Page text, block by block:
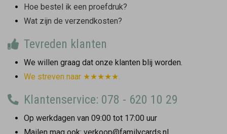
Hoe bestel ik een proefdruk?
Wat zijn de verzendkosten?
Tevreden klanten
We willen graag dat onze klanten blij worden.
We streven naar ★★★★★.
Klantenservice: 078 - 620 10 29
Op werkdagen van 09:00 tot 17:00 uur